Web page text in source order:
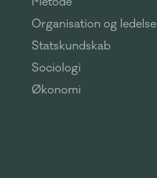
Organisation og ledelse
Statskundskab
Sociologi
Økonomi